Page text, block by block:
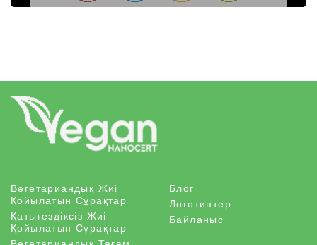
Вегетариандық Жиі
Қойылатын Сұрақтар
Қатыгездіксіз Жиі
Қойылатын Сұрақтар
Блог
Логотиптер
Байланыс